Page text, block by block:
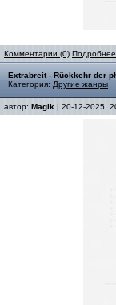
Комментарии (0) Подробнее
Extrabreit - Rückkehr der
Категория: Другие жанры
автор: Magik | 20-12-2025,